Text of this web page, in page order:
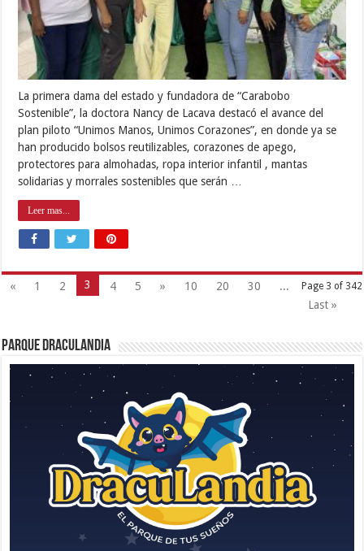
La primera dama del estado y fundadora de “Carabobo
Sostenible”, la doctora Nancy de Lacava destacó el avance del
plan piloto “Unimos Manos, Unimos Corazones”, en donde ya se
han producido bolsos reutilizables, corazones de apego,
protectores para almohadas, ropa interior infantil , mantas
solidarias y morrales sostenibles que serán …
Leer mas...
Page 3 of 342
« 1 2 3 4 5 » 10 20 30
...
Last »
Parque Draculandia